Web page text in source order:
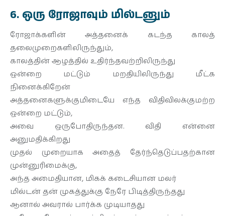
6. ஒரு ரோஜாவும் மில்டனும்
ரோஜாக்களின் அத்தனைக் கடந்த காலத்
தலைமுறைகளிலிருந்தும்,
காலத்தின் ஆழத்தில் உதிர்ந்தவற்றிலிருந்து
ஒன்றை மட்டும் மறதியிலிருந்து மீட்க
நினைக்கிறேன்
அத்தனைகளுக்குமிடையே எந்த விதிவிலக்குமற்ற
ஒன்றை மட்டும்,
அவை ஒருபோதிருந்தன. விதி என்னை
அனுமதிக்கிறது
முதல் முறையாக அதைத் தேர்ந்தெடுப்பதற்கான
முன்னுரிமைக்கு,
அந்த அமைதியான, மிகக் கடைசியான மலர்
மில்டன் தன் முகத்துக்கு நேரே பிடித்திருந்தது
ஆனால் அவரால் பார்க்க முடியாதது